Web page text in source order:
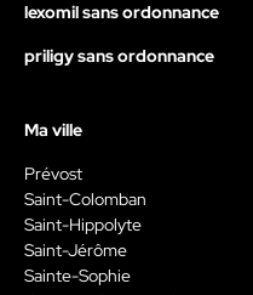
lexomil sans ordonnance
priligy sans ordonnance
Ma ville
Prévost
Saint-Colomban
Saint-Hippolyte
Saint-Jérôme
Sainte-Sophie